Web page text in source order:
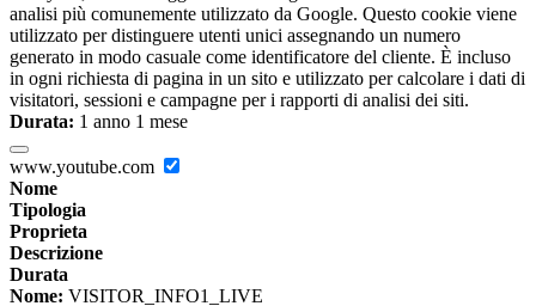
analisi più comunemente utilizzato da Google. Questo cookie viene
utilizzato per distinguere utenti unici assegnando un numero
generato in modo casuale come identificatore del cliente. È incluso
in ogni richiesta di pagina in un sito e utilizzato per calcolare i dati di
visitatori, sessioni e campagne per i rapporti di analisi dei siti.
Durata: 1 anno 1 mese
www.youtube.com
Nome
Tipologia
Proprieta
Descrizione
Durata
Nome: VISITOR_INFO1_LIVE